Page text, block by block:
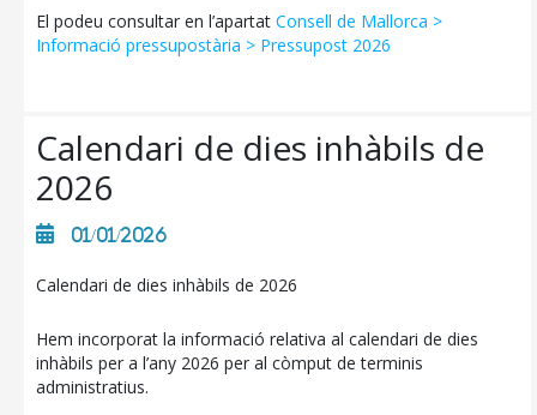
El podeu consultar en l’apartat Consell de Mallorca >
Informació pressupostària > Pressupost 2026
Calendari de dies inhàbils de
2026
01/01/2026
Calendari de dies inhàbils de 2026
Hem incorporat la informació relativa al calendari de dies
inhàbils per a l’any 2026 per al còmput de terminis
administratius.